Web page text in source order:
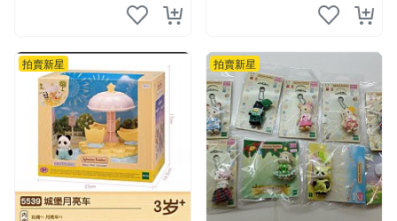
拍賣新星 拍賣新星